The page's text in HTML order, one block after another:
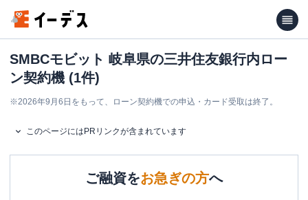
SMBCモビット 岐阜県の三井住友銀行内ロー
ン契約機 (1件)
※2026年9月6日をもって、ローン契約機での申込・カード受取は終了。
このページにはPRリンクが含まれています
ご融資をお急ぎの方へ